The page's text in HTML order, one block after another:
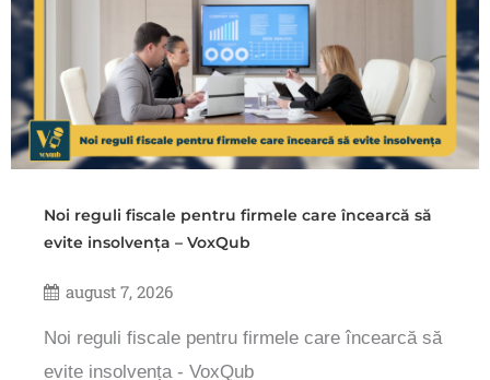
Noi reguli fiscale pentru firmele care încearcă să
evite insolvența – VoxQub
august 7, 2026
Noi reguli fiscale pentru firmele care încearcă să
evite insolvența - VoxQub